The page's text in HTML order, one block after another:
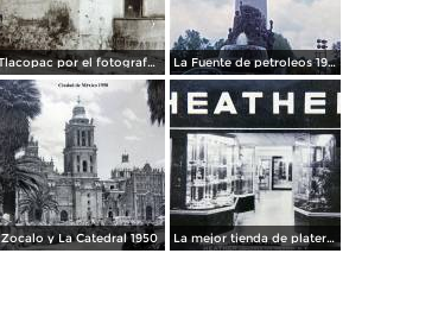
Tlacopac por el fotografo Hugo Brehme. La Fuente de petroleos 1950.
Zocalo y La Catedral 1950 La mejor tienda de plateria.